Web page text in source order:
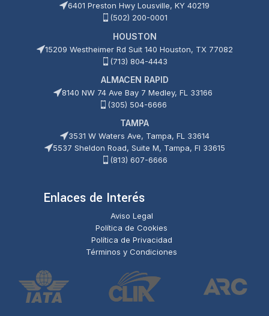
6401 Preston Hwy Lousville, KY 40219
(502) 200-0001
HOUSTON
15209 Westheimer Rd Suit 140 Houston, TX 77082
(713) 804-4443
ALMACEN RAPID
8140 NW 74 Ave Bay 7 Medley, FL 33166
(305) 504-6666
TAMPA
3531 W Waters Ave, Tampa, FL 33614
5537 Sheldon Road, Suite M, Tampa, Fl 33615
(813) 607-6666
Enlaces de Interés
Aviso Legal
Política de Cookies
Política de Privacidad
Términos y Condiciones